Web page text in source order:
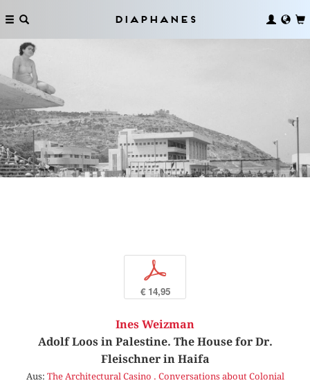
Diaphanes
p
€ 14,95
Ines Weizman
Adolf Loos in Palestine. The House for Dr.
Fleischner in Haifa
Aus: The Architectural Casino . Conversations about Colonial